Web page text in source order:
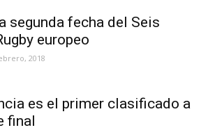
segunda fecha del Seis
europeo
2018
es el primer clasificado a
final